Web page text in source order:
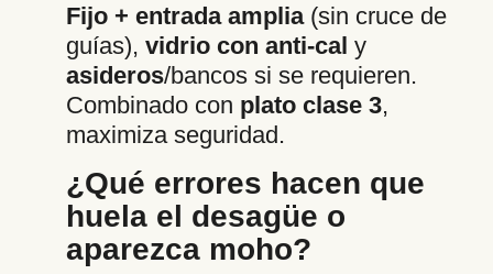
Fijo + entrada amplia(sin cruce de
guías), vidrio con anti-cal y
asideros/bancos si se requieren.
Combinado con plato clase 3,
maximiza seguridad.
¿Qué errores hacen que
huela el desagüe o
aparezca moho?